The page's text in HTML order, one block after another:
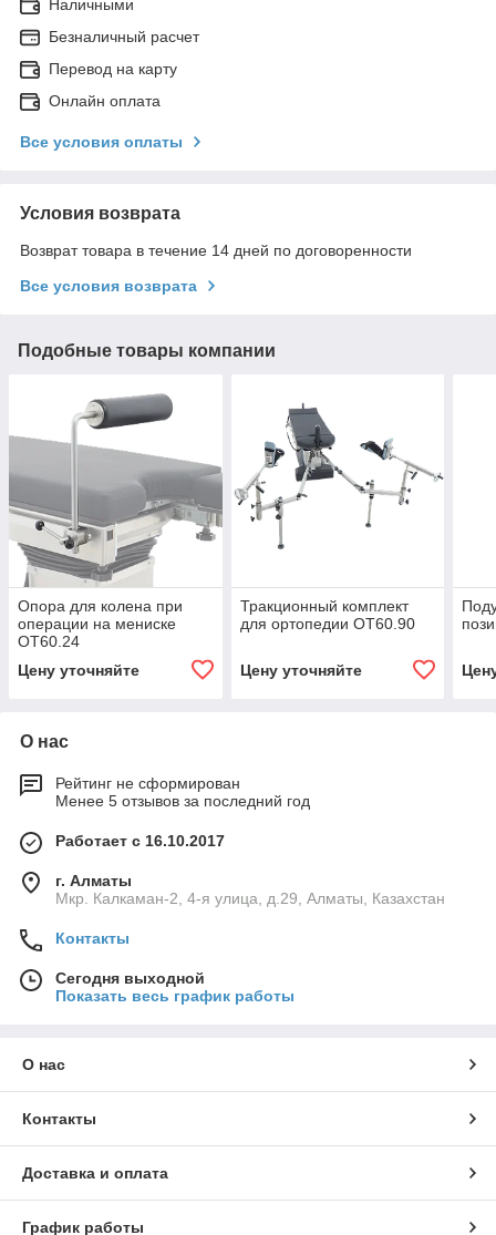
Наличными
Безналичный расчет
Перевод на карту
Онлайн оплата
Все условия оплаты
Условия возврата
Возврат товара в течение 14 дней по договоренности
Все условия возврата
Подобные товары компании
Опора для колена при
операции на мениске
OT60.24
Цену уточняйте
Тракционный комплект
для ортопедии OT60.90
Цену уточняйте
О нас
Рейтинг не сформирован
Менее 5 отзывов за последний год
Работает с 16.10.2017
г. Алматы
Мкр. Калкаман-2, 4-я улица, д.29, Алматы, Казахстан
Контакты
Сегодня выходной
Показать весь график работы
О нас
Контакты
Доставка и оплата
График работы